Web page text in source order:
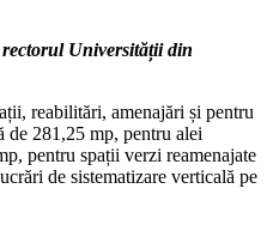
Universității din
reabilitări, amenajări și pentru
de 281,25 mp, pentru alei
pentru spații verzi reamenajate
de sistematizare verticală pe